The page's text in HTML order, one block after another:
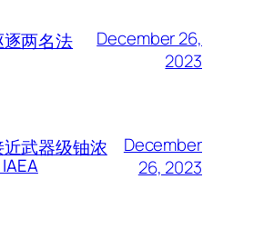
两名法
December 26,
2023
武器级铀浓
December
26, 2023